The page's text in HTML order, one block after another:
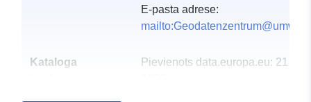
E-pasta adrese:
Kataloga
Pievienots data.europa.eu: 21